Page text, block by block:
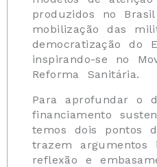
produzidos no
mobilização das
democratização do
inspirando-se no
Reforma Sanitária.
Para aprofundar o
financiamento
temos dois pontos
trazem argumentos
reflexão e